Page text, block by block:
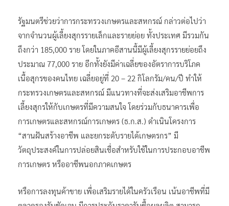
รัฐมนตรีช่วยว่าการกระทรวงเกษตรและสหกรณ์ กล่าวต่อไปว่า
จากจำนวนผู้เลี้ยงสุกรรายเล็กและรายย่อย ทั้งประเทศ มีรวมกัน
ถึงกว่า 185,000 ราย โดยในภาคอีสานนี้มีผู้เลี้ยงสุกรรายย่อยถึง
ประมาณ 77,000 ราย อีกทั้งยังมีค่าเฉลี่ยของอัตราการบริโภค
เนื้อสุกรของคนไทย เฉลี่ยอยู่ที่ 20 – 22 กิโลกรัม/คน/ปี ทำให้
กระทรวงเกษตรและสหกรณ์ มีแนวทางที่จะส่งเสริมอาชีพการ
เลี้ยงสุกรให้กับเกษตรที่มีความสนใจ โดยร่วมกับธนาคารเพื่อ
การเกษตรและสหกรณ์การเกษตร (ธ.ก.ส.) ดำเนินโครงการ
“สานฝันสร้างอาชีพ และยกระดับรายได้เกษตรกร” มี
วัตถุประสงค์ในการปล่อยสินเชื่อสำหรับใช้ในการประกอบอาชีพ
การเกษตร หรืออาชีพนอกภาคเกษตร
หรือการลงทุนค้าขาย เพื่อเสริมรายได้ในครัวเรือน เน้นอาชีพที่มี